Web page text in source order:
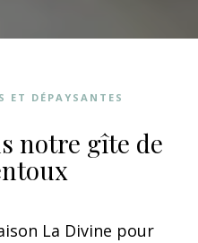
ET DÉPAYSANTES
notre gîte de
La Divine pour